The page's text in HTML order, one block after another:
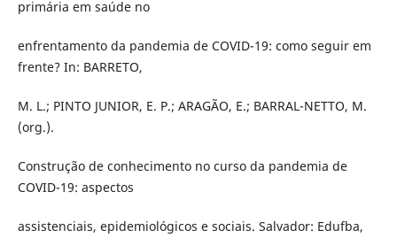
primária em saúde no
enfrentamento da pandemia de COVID-19: como seguir em
frente? In: BARRETO,
M. L.; PINTO JUNIOR, E. P.; ARAGÃO, E.; BARRAL-NETTO, M.
(org.).
Construção de conhecimento no curso da pandemia de
COVID-19: aspectos
assistenciais, epidemiológicos e sociais. Salvador: Edufba,